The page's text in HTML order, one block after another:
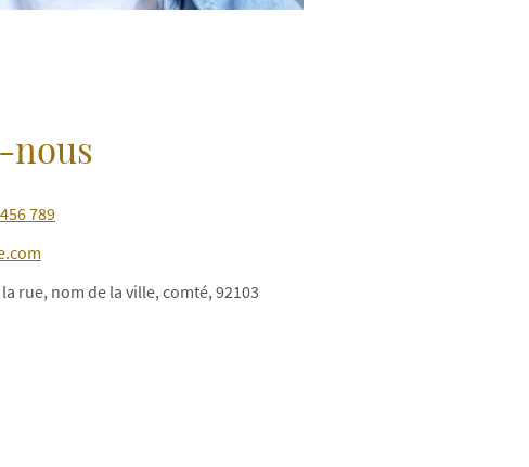
nous
789
rue, nom de la ville, comté, 92103